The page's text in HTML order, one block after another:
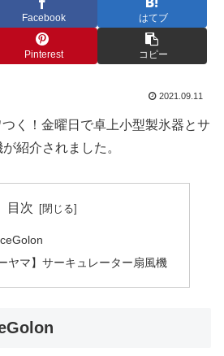
Facebook はてブ
Pinterest コピー
2021.09.11
く！金曜日で卓上小型製氷器とサ
紹介されました。
目次
ヤマ】サーキュレーター扇風機